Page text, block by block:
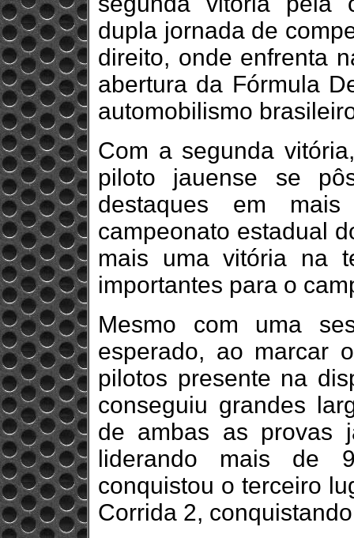
dupla jornada de
direito, onde enfrenta
abertura da Fórmula
automobilismo
Com a segunda
piloto jauense se
destaques em
campeonato estadual
mais uma vitória na
importantes para o
Mesmo com uma
esperado, ao marcar
pilotos presente na
conseguiu grandes
de ambas as provas
liderando mais de
conquistou o terceiro
Corrida 2,